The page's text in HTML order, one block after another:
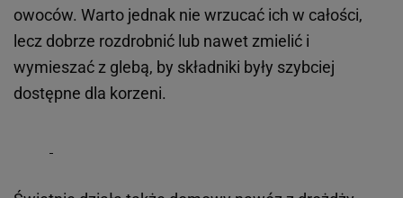
owoców. Warto jednak nie wrzucać ich w całości,
lecz dobrze rozdrobnić lub nawet zmielić i
wymieszać z glebą, by składniki były szybciej
dostępne dla korzeni.